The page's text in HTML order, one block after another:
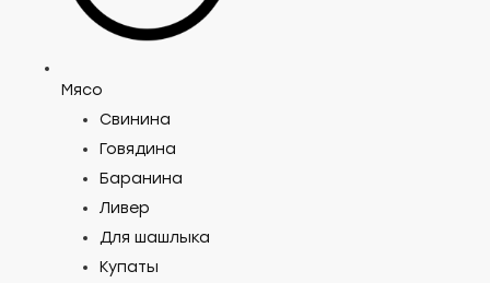
Мясо
Свинина
Говядина
Баранина
Ливер
Для шашлыка
Купаты